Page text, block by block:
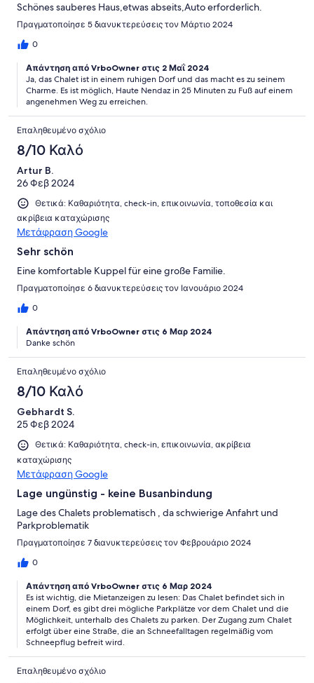
Schönes sauberes Haus,etwas abseits,Auto erforderlich.
Πραγματοποίησε 5 διανυκτερεύσεις τον Μάρτιο 2024
0
Απάντηση από VrboOwner στις 2 Μαΐ 2024
Ja, das Chalet ist in einem ruhigen Dorf und das macht es zu seinem
Charme. Es ist möglich, Haute Nendaz in 25 Minuten zu Fuß auf einem
angenehmen Weg zu erreichen.
Επαληθευμένο σχόλιο
8/10 Καλό
Artur B.
26 Φεβ 2024
Θετικά: Καθαριότητα, check-in, επικοινωνία, τοποθεσία και
ακρίβεια καταχώρισης
Μετάφραση Google
Sehr schön
Eine komfortable Kuppel für eine große Familie.
Πραγματοποίησε 6 διανυκτερεύσεις τον Ιανουάριο 2024
0
Απάντηση από VrboOwner στις 6 Μαρ 2024
Danke schön
Επαληθευμένο σχόλιο
8/10 Καλό
Gebhardt S.
25 Φεβ 2024
Θετικά: Καθαριότητα, check-in, επικοινωνία, ακρίβεια
καταχώρισης
Μετάφραση Google
Lage ungünstig - keine Busanbindung
Lage des Chalets problematisch , da schwierige Anfahrt und
Parkproblematik
Πραγματοποίησε 7 διανυκτερεύσεις τον Φεβρουάριο 2024
0
Απάντηση από VrboOwner στις 6 Μαρ 2024
Es ist wichtig, die Mietanzeigen zu lesen: Das Chalet befindet sich in
einem Dorf, es gibt drei mögliche Parkplätze vor dem Chalet und die
Möglichkeit, unterhalb des Chalets zu parken. Der Zugang zum Chalet
erfolgt über eine Straße, die an Schneefalltagen regelmäßig vom
Schneepflug befreit wird.
Επαληθευμένο σχόλιο